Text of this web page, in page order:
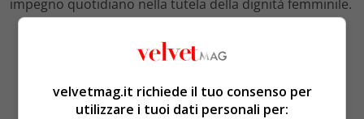
impegno quotidiano nella tutela della dignità femminile.
velvetmag.it richiede il tuo consenso per
utilizzare i tuoi dati personali per: